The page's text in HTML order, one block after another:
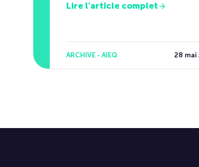
Lire l'article complet
ARCHIVE - AIEQ 28 mai